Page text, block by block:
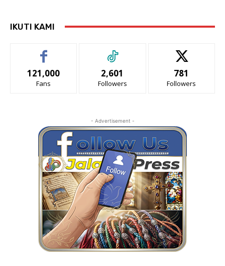
IKUTI KAMI
121,000
Fans
2,601
Followers
781
Followers
- Advertisement -